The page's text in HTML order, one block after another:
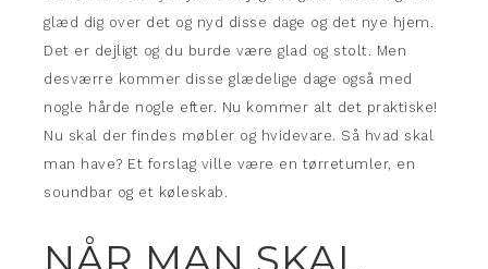
glæd dig over det og nyd disse dage og det nye hjem.
Det er dejligt og du burde være glad og stolt. Men
desværre kommer disse glædelige dage også med
nogle hårde nogle efter. Nu kommer alt det praktiske!
Nu skal der findes møbler og hvidevare. Så hvad skal
man have? Et forslag ville være en tørretumler, en
soundbar og et køleskab.
NÅR MAN SKAL